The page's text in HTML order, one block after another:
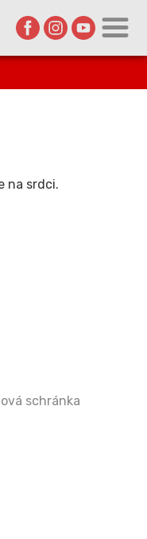
na srdci.
schránka